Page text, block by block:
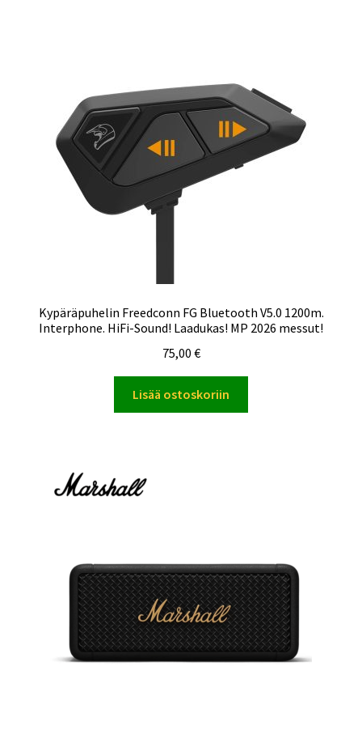
Kypäräpuhelin Freedconn FG Bluetooth V5.0 1200m.
Interphone. HiFi-Sound! Laadukas! MP 2026 messut!
75,00 €
Lisää ostoskoriin